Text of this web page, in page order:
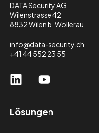
DATA Security AG
Wilenstrasse 42
8832 Wilen b. Wollerau
info@data-security.ch
+41 44 552 23 55
Lösungen